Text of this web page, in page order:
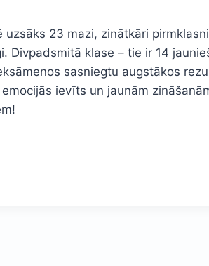
23 mazi, zinātkāri
Divpadsmitā klase – tie ir 14
sasniegtu augstākos
ievīts un jaunām